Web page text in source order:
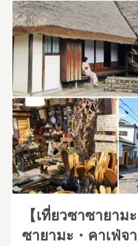
【เที่ยวซาซายา
ซายามะ・คาเฟ่จ